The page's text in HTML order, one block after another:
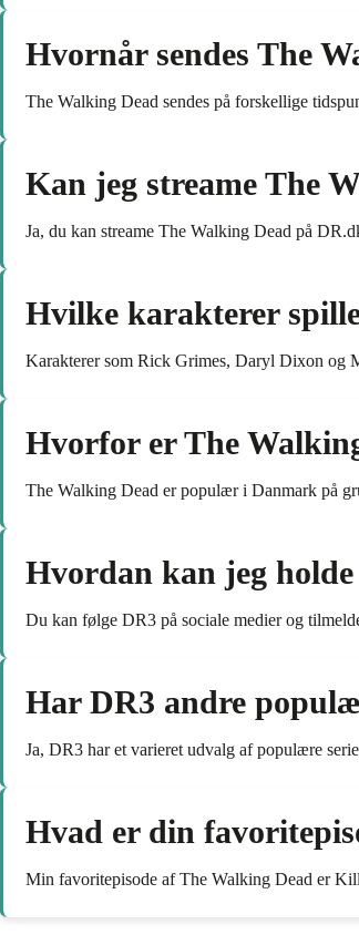
Hvornår sendes The
The Walking Dead sendes på forskellige
Kan jeg streame The
Ja, du kan streame The Walking Dead på
Hvilke karakterer
Karakterer som Rick Grimes, Daryl Dixon og
Hvorfor er The
The Walking Dead er populær i Danmark på
Hvordan kan jeg
Du kan følge DR3 på sociale medier og
Har DR3 andre
Ja, DR3 har et varieret udvalg af populære
Hvad er din
Min favoritepisode af The Walking Dead er